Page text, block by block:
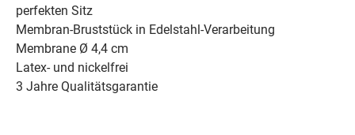
perfekten Sitz
Membran-Bruststück in Edelstahl-Verarbeitung
Membrane Ø 4,4 cm
Latex- und nickelfrei
3 Jahre Qualitätsgarantie